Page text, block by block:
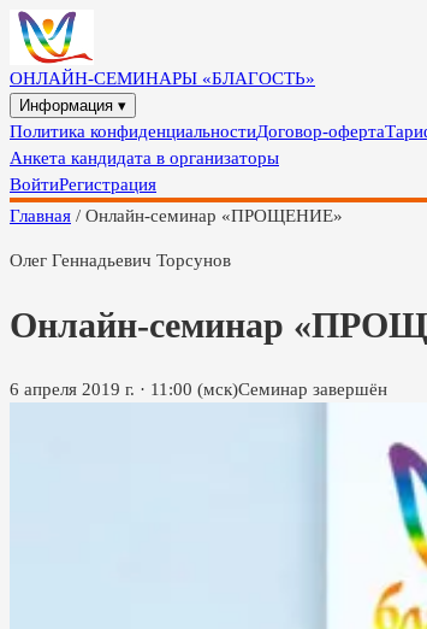
ОНЛАЙН-СЕМИНАРЫ «БЛАГОСТЬ»
Информация ▾
Политика конфиденциальностиДоговор-оферта
Анкета кандидата в организаторы
ВойтиРегистрация
Главная / Онлайн-семинар «ПРОЩЕНИЕ»
Олег Геннадьевич Торсунов
Онлайн-семинар
6 апреля 2019 г. · 11:00 (мск)Семинар завершён